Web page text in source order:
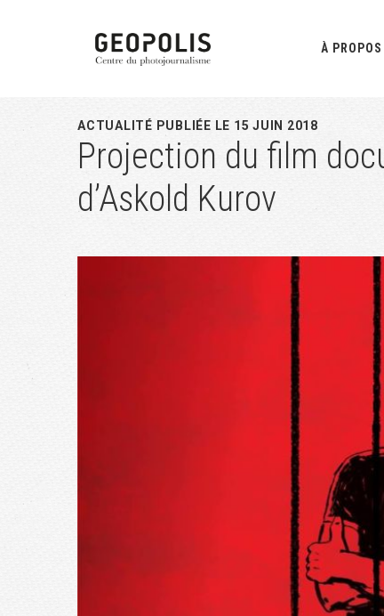
principale
latérale
À PROPOS
ACTUALITÉ PUBLIÉE LE 15 JUIN 2018
Projection du film
d’Askold Kurov